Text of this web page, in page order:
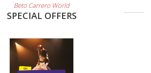
Beto Carrero World
SPECIAL OFFERS